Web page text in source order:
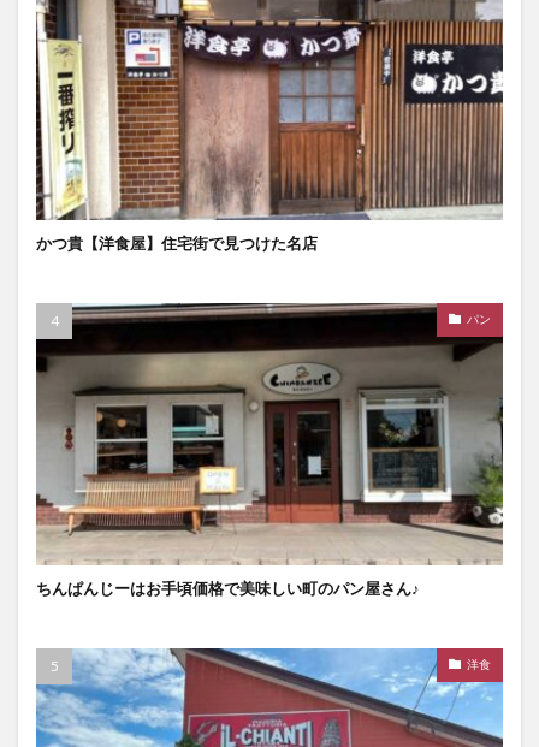
かつ貴【洋食屋】住宅街で見つけた名店
パン
ちんぱんじーはお手頃価格で美味しい町のパン屋さん♪
洋食